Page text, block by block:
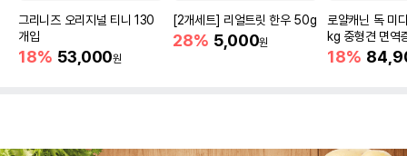
그리니즈 오리지널 티니 130
개입
18% 53,000원
[2개세트] 리얼트릿 한우 50g
28% 5,000원
로얄캐닌 독 미
kg 중형견 면역
18%